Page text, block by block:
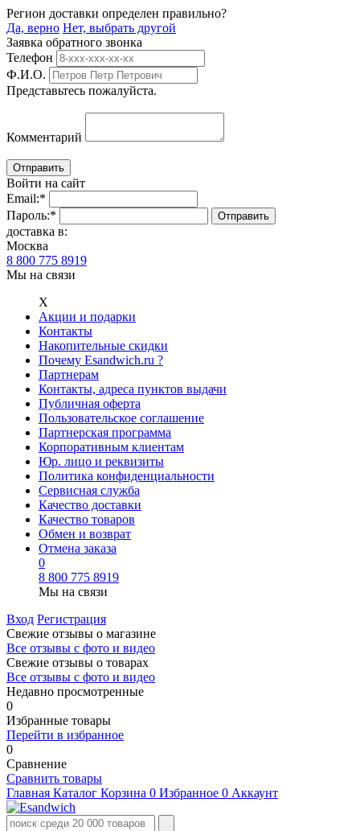
Регион доставки определен правильно?
Да, верно Нет, выбрать другой
Заявка обратного звонка
Телефон
Ф.И.О.
Представьтесь пожалуйста.
Комментарий
Войти на сайт
Email:*
Пароль:*
доставка в:
Москва
8 800 775 8919
Мы на связи
Х
Акции и подарки
Контакты
Накопительные скидки
Почему Esandwich.ru ?
Партнерам
Контакты, адреса пунктов выдачи
Публичная оферта
Пользовательское соглашение
Партнерская программа
Корпоративным клиентам
Юр. лицо и реквизиты
Политика конфиденциальности
Сервисная служба
Качество доставки
Качество товаров
Обмен и возврат
Отмена заказа
0
8 800 775 8919
Мы на связи
Вход Регистрация
Свежие отзывы о магазине
Все отзывы с фото и видео
Свежие отзывы о товарах
Все отзывы c фото и видео
Недавно просмотренные
0
Избранные товары
Перейти в избранное
0
Сравнение
Сравнить товары
Главная Каталог Корзина 0 Избранное 0 Аккаунт